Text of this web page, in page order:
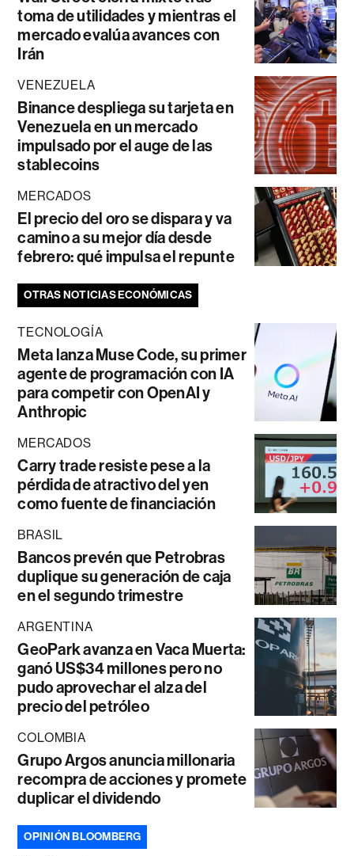
toma de utilidades y mientras el
mercado evalúa avances con
Irán
VENEZUELA
Binance despliega su tarjeta en
Venezuela en un mercado
impulsado por el auge de las
stablecoins
MERCADOS
El precio del oro se dispara y va
camino a su mejor día desde
febrero: qué impulsa el repunte
OTRAS NOTICIAS ECONÓMICAS
TECNOLOGÍA
Meta lanza Muse Code, su primer
agente de programación con IA
para competir con OpenAI y
Anthropic
MERCADOS
Carry trade resiste pese a la
pérdida de atractivo del yen
como fuente de financiación
BRASIL
Bancos prevén que Petrobras
duplique su generación de caja
en el segundo trimestre
ARGENTINA
GeoPark avanza en Vaca Muerta:
ganó US$34 millones pero no
pudo aprovechar el alza del
precio del petróleo
COLOMBIA
Grupo Argos anuncia millonaria
recompra de acciones y promete
duplicar el dividendo
OPINIÓN BLOOMBERG